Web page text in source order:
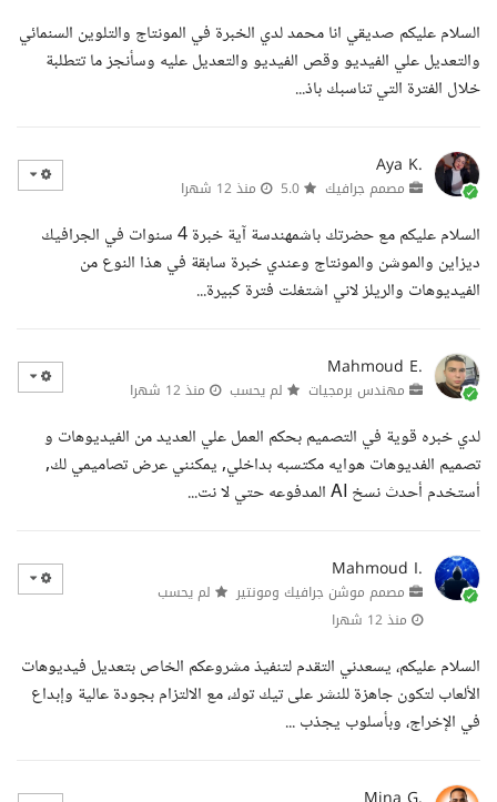
السلام عليكم صديقي انا محمد لدي الخبرة في المونتاج والتلوين السنمائي
والتعديل علي الفيديو وقص الفيديو والتعديل عليه وسأنجز ما تتطلبة
خلال الفترة التي تناسبك باذ...
Aya K.
مصمم جرافيك منذ 12 شهرا
السلام عليكم مع حضرتك باشمهندسة آية خبرة 4 سنوات في الجرافيك
ديزاين والموشن والمونتاج وعندي خبرة سابقة في هذا النوع من
الفيديوهات والريلز لاني اشتغلت فترة كبيرة...
Mahmoud E.
مهندس برمجيات لم يحسب منذ 12 شهرا
لدي خبره قوية في التصميم بحكم العمل علي العديد من الفيديوهات و
تصميم الفديوهات هوايه مكتسبه بداخلي, يمكنني عرض تصاميمي لك,
أستخدم أحدث نسخ AI المدفوعه حتي لا نت...
Mahmoud I.
مصمم موشن جرافيك ومونتير
لم يحسب
منذ 12 شهرا
السلام عليكم، يسعدني التقدم لتنفيذ مشروعكم الخاص بتعديل فيديوهات
الألعاب لتكون جاهزة للنشر على تيك توك، مع الالتزام بجودة عالية وإبداع
في الإخراج، وبأسلوب يجذب ...